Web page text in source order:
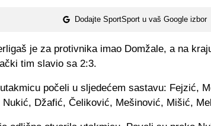
Dodajte SportSport u vaš Google izbor
je za protivnika imao Domžale, a na
tim slavio sa 2:3.
počeli u sljedećem sastavu: Fejzić,
Nukić, Džafić, Čeliković, Mešinović, Mišić,